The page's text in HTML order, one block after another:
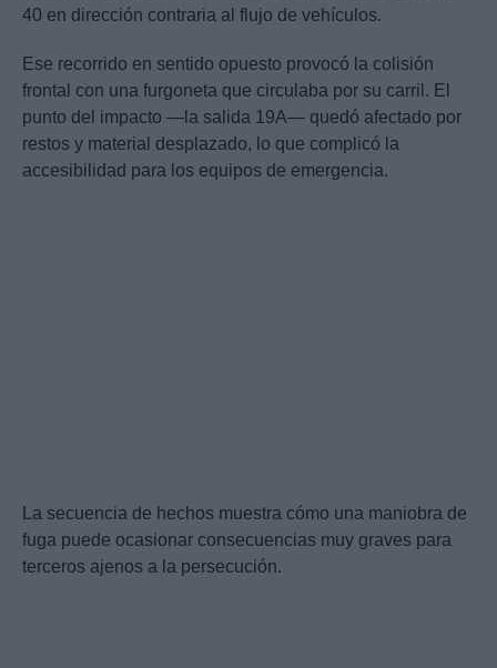
40 en dirección contraria al flujo de vehículos.
Ese recorrido en sentido opuesto provocó la colisión
frontal con una furgoneta que circulaba por su carril. El
punto del impacto —la salida 19A— quedó afectado por
restos y material desplazado, lo que complicó la
accesibilidad para los equipos de emergencia.
La secuencia de hechos muestra cómo una maniobra de
fuga puede ocasionar consecuencias muy graves para
terceros ajenos a la persecución.